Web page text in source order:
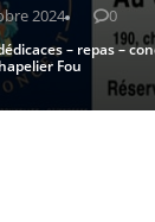
2024 0
– repas –
Fou